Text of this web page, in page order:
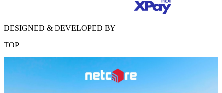
DESIGNED & DEVELOPED BY
TOP